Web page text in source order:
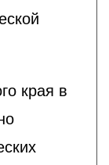
края в